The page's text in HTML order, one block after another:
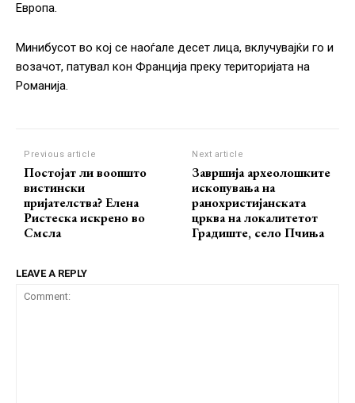
Европа.
Минибусот во кој се наоѓале десет лица, вклучувајќи го и
возачот, патувал кон Франција преку територијата на
Романија.
Previous article
Постојат ли воопшто
вистински
пријателства? Елена
Ристеска искрено во
Смсла
Next article
Завршија археолошките
ископувања на
ранохристијанската
црква на локалитетот
Градиште, село Пчиња
LEAVE A REPLY